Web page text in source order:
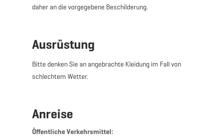
daher an die vorgegebene Beschilderung.
Ausrüstung
Bitte denken Sie an angebrachte Kleidung im Fall von
schlechtem Wetter.
Anreise
Öffentliche Verkehrsmittel: